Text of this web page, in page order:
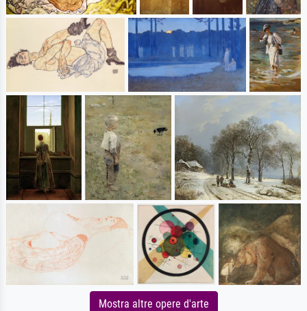
Mostra altre opere d'arte